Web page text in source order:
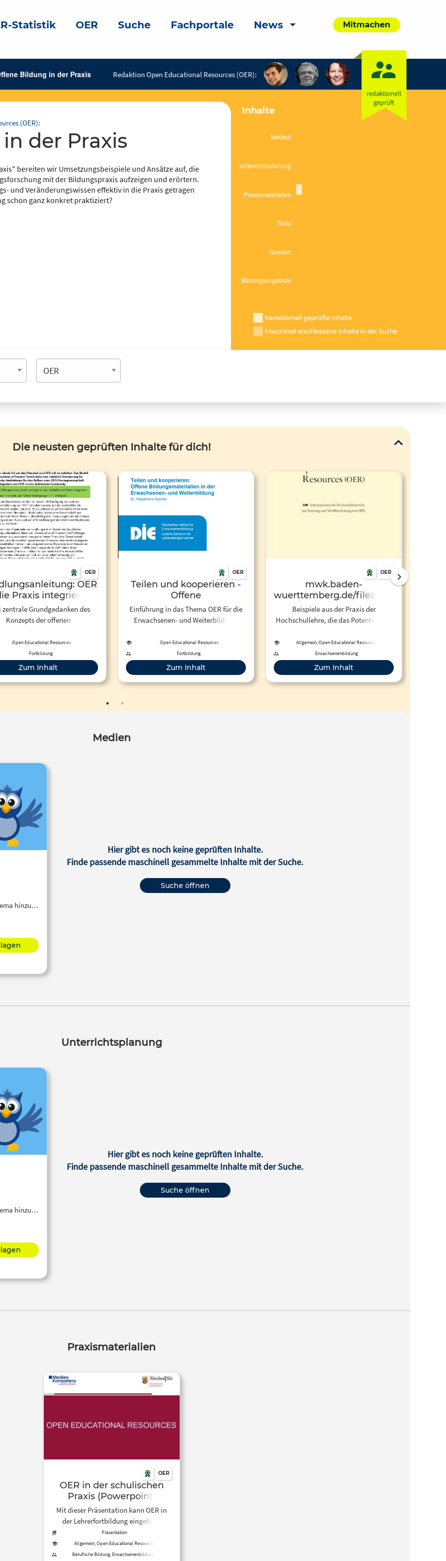
Statistik OER Suche Fachportale News Mitmachen
Bildung in der Praxis Redaktion Open Educational Resources (OER):
(OER):
in der Praxis
bereiten wir Umsetzungsbeispiele und Ansätze auf, die
mit der Bildungspraxis aufzeigen und erörtern.
und Veränderungswissen effektiv in die Praxis getragen
schon ganz konkret praktiziert?
Inhalte
Redaktionell geprüfte Inhalte
Maschinell erschlossene Inhalte in der Suche
Die neusten geprüften Inhalte für dich!
OER
OER
Praxis integrieren
zentrale Grundgedanken des
Konzepts der offenen
und Zusammenarbeit. Eine
von Praktikern ist
der ideale Ort um das
von OER zu entfalten. Das
der „Communities of Practice“
Open Educational Resources
Fortbildung
Zum Inhalt
OER
Teilen und kooperieren -
Offene
Bildungsmaterialien in
der Erwachsenen- und
Einführung in das Thema OER für die
Erwachsenen- und Weiterbildung.
Open Educational Resources
Fortbildung
Zum Inhalt
OER
mwk.baden-
wuerttemberg.de/fileadmin/
mwk/intern/dateien/publikationen/
Beispiele aus der Praxis der
Hochschullehre, die das Potential von
aufzeigen.
Allgemein, Open Educational Resources
Erwachsenenbildung
Zum Inhalt
Medien
hinzu…
Hier gibt es noch keine geprüften Inhalte.
Finde passende maschinell gesammelte Inhalte mit der Suche.
Suche öffnen
Unterrichtsplanung
hinzu…
Hier gibt es noch keine geprüften Inhalte.
Finde passende maschinell gesammelte Inhalte mit der Suche.
Suche öffnen
Praxismaterialien
OER
OER in der schulischen
Praxis (Powerpoint)
Mit dieser Präsentation kann OER in
der Lehrerfortbildung eingeführt
werden. Zunächst geht es um
Urheberrecht im schulischen Kontext,
dann werden CC-Lizenzen erklärt. Im
Präsentation
Allgemein, Open Educational Resources
Berufliche Bildung, Erwachsenenbildung,